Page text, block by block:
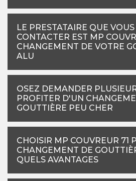
LE PRESTATAIRE QUE
CONTACTER EST MP
CHANGEMENT DE VOTRE
ALU
OSEZ DEMANDER
PROFITER D'UN
GOUTTIÈRE PEU CHER
CHOISIR MP COUVREUR 71
CHANGEMENT DE
QUELS AVANTAGES